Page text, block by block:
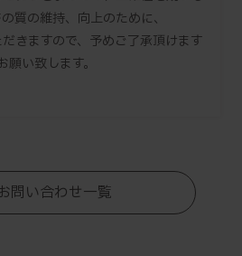
質の維持、向上のために、
きますので、予めご了承頂けます
願い致します。
問い合わせ一覧